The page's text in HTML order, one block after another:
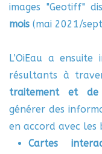
images "Geotiff"
mois (mai 2021/
L’OiEau a ensuite
résultants à
traitement et de
générer des
en accord avec les
Cartes